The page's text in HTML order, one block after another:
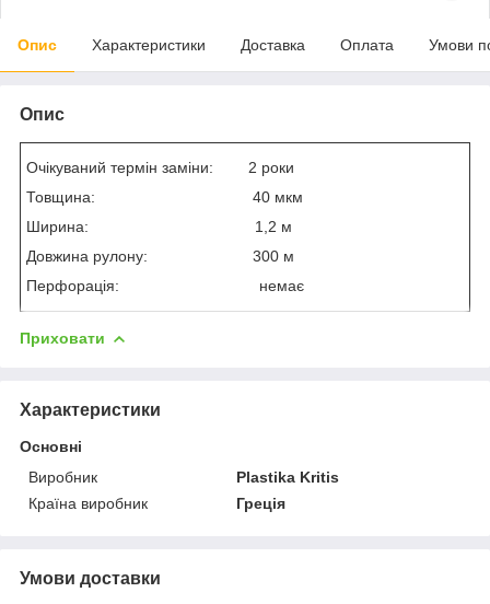
Опис Характеристики Доставка Оплата Умови
Опис
Очікуваний термін заміни: 2 роки
Товщина: 40 мкм
Ширина: 1,2 м
Довжина рулону: 300 м
Перфорація: немає
Приховати
Характеристики
Основні
Виробник
Plastika Kritis
Країна виробник
Греція
Умови доставки